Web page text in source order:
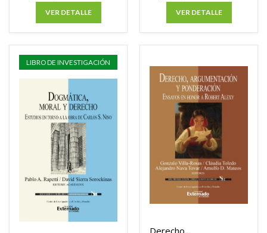
VER DETALLE VER DETALLE
LIBRO DE INVESTIGACIÓN
Derecho,